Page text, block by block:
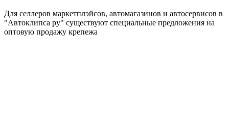
Для селлеров маркетплэйсов, автомагазинов и автосервисов в
"Автоклипса ру" существуют специальные предложения на
оптовую продажу крепежа